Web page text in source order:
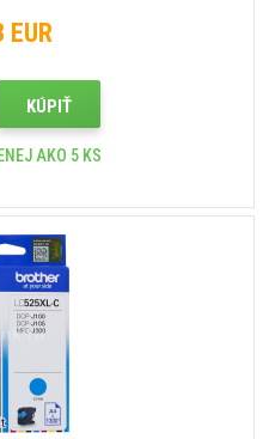
EUR
KÚPIŤ
AKO 5 KS